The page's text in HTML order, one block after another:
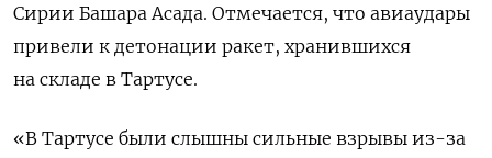
Сирии Башара Асада. Отмечается, что авиаудары
привели к детонации ракет, хранившихся
на складе в Тартусе.
«В Тартусе были слышны сильные взрывы из-за